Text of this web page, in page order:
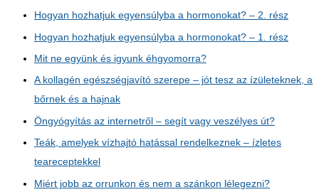
Hogyan hozhatjuk egyensúlyba a hormonokat? – 2. rész
Hogyan hozhatjuk egyensúlyba a hormonokat? – 1. rész
Mit ne együnk és igyunk éhgyomorra?
A kollagén egészségjavító szerepe – jót tesz az ízületeknek, a
bőrnek és a hajnak
Öngyógyítás az internetről – segít vagy veszélyes út?
Teák, amelyek vízhajtó hatással rendelkeznek – ízletes
teareceptekkel
Miért jobb az orrunkon és nem a szánkon lélegezni?